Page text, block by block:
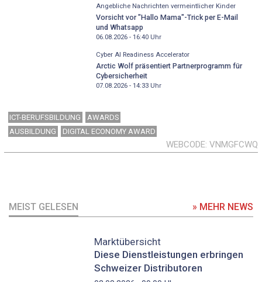
Angebliche Nachrichten vermeintlicher Kinder
Vorsicht vor "Hallo Mama"-Trick per E-Mail
und Whatsapp
06.08.2026 - 16:40Uhr
Cyber AI Readiness Accelerator
Arctic Wolf präsentiert Partnerprogramm für
Cybersicherheit
07.08.2026 - 14:33Uhr
ICT-BERUFSBILDUNG
AWARDS
AUSBILDUNG
DIGITAL ECONOMY AWARD
WEBCODE VNMGFCWQ
MEIST GELESEN » MEHR NEWS
Marktübersicht
Diese Dienstleistungen erbringen
Schweizer Distributoren